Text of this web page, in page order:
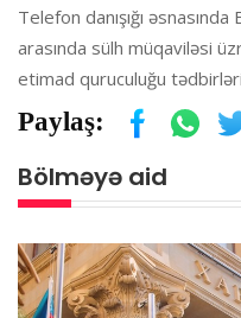
Telefon danışığı
arasında sülh müqaviləsi
etimad quruculuğu
Paylaş:
Bölməyə aid